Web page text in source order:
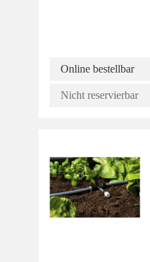
Online bestellbar
Nicht reservierbar